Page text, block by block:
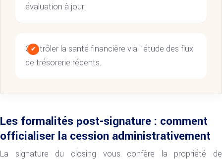
évaluation à jour.
Contrôler la santé financière via l’étude des flux
de trésorerie récents.
Les formalités post-signature : comment
officialiser la cession administrativement
La signature du closing vous confère la propriété de